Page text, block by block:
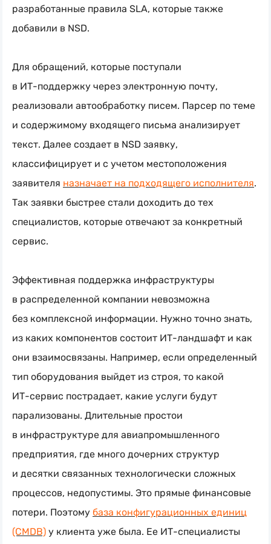
разработанные правила SLA, которые также
добавили в NSD.
Для обращений, которые поступали
в ИТ-поддержку через электронную почту,
реализовали автообработку писем. Парсер по теме
и содержимому входящего письма анализирует
текст. Далее создает в NSD заявку,
классифицирует и с учетом местоположения
заявителя назначает на подходящего исполнителя.
Так заявки быстрее стали доходить до тех
специалистов, которые отвечают за конкретный
сервис.
Эффективная поддержка инфраструктуры
в распределенной компании невозможна
без комплексной информации. Нужно точно знать,
из каких компонентов состоит ИТ-ландшафт и как
они взаимосвязаны. Например, если определенный
тип оборудования выйдет из строя, то какой
ИТ-сервис пострадает, какие услуги будут
парализованы. Длительные простои
в инфраструктуре для авиапромышленного
предприятия, где много дочерних структур
и десятки связанных технологически сложных
процессов, недопустимы. Это прямые финансовые
потери. Поэтому база конфигурационных единиц
(CMDB) у клиента уже была. Ее ИТ-специалисты